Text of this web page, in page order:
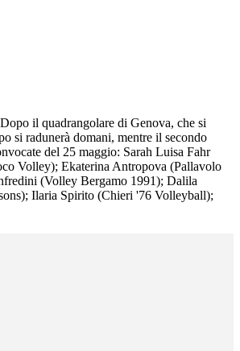
il quadrangolare di Genova, che si
si radunerà domani, mentre il secondo
del 25 maggio: Sarah Luisa Fahr
Volley); Ekaterina Antropova (Pallavolo
(Volley Bergamo 1991); Dalila
Ilaria Spirito (Chieri '76 Volleyball);